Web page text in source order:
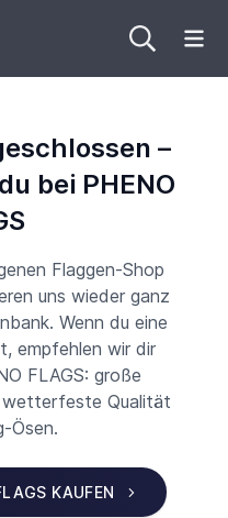
–
bei PHENO
Flaggen-Shop
uns wieder ganz
Wenn du eine
empfehlen wir dir
FLAGS: große
wetterfeste Qualität
Ösen.
KAUFEN